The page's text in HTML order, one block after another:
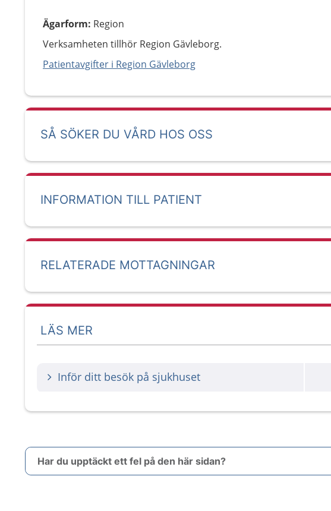
Ägarform: Region
Verksamheten tillhör Region Gävleborg.
Patientavgifter i Region Gävleborg
SÅ SÖKER DU VÅRD HOS OSS
INFORMATION TILL PATIENT
RELATERADE MOTTAGNINGAR
LÄS MER
Inför ditt besök på sjukhuset
Har du upptäckt ett fel på den här sidan?